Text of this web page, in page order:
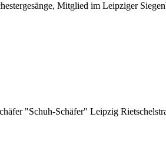
Mitglied im Leipziger
"Schuh-Schäfer" Leipzig